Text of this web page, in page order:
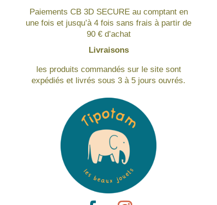
Paiements CB 3D SECURE au comptant en
une fois et jusqu’à 4 fois sans frais à partir de
90 € d’achat
Livraisons
les produits commandés sur le site sont
expédiés et livrés sous 3 à 5 jours ouvrés.